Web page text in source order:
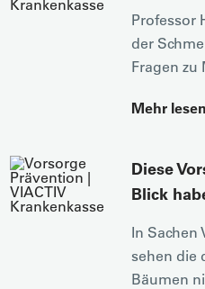
Professor
der
Fragen zu
Mehr lesen
Diese
Blick
In Sachen
sehen die
Bäumen